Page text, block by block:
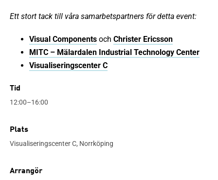
Ett stort tack till våra samarbetspartners för detta event:
Visual Components och Christer Ericsson
MITC – Mälardalen Industrial Technology Center
Visualiseringscenter C
Tid
12:00–16:00
Plats
Visualiseringscenter C, Norrköping
Arrangör